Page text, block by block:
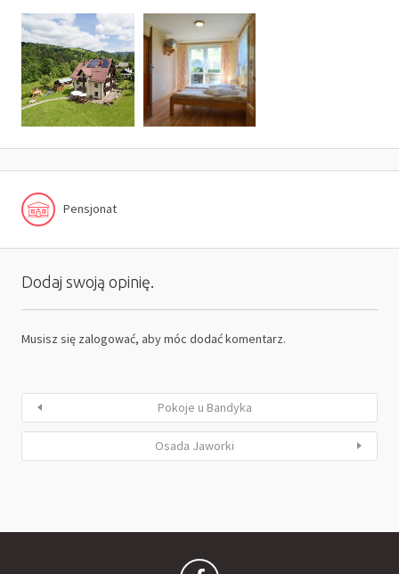
Pensjonat
Dodaj swoją opinię.
Musisz się zalogować, aby móc dodać komentarz.
Pokoje u Bandyka
Osada Jaworki